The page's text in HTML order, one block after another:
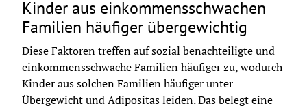
Kinder aus einkommensschwachen
Familien häufiger übergewichtig
Diese Faktoren treffen auf sozial benachteiligte und
einkommensschwache Familien häufiger zu, wodurch
Kinder aus solchen Familien häufiger unter
Übergewicht und Adipositas leiden. Das belegt eine